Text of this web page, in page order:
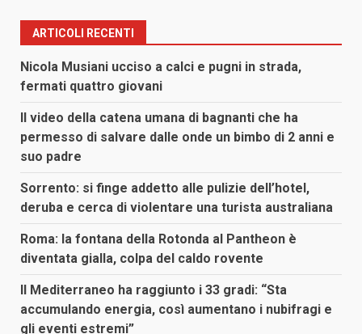
ARTICOLI RECENTI
Nicola Musiani ucciso a calci e pugni in strada,
fermati quattro giovani
Il video della catena umana di bagnanti che ha
permesso di salvare dalle onde un bimbo di 2 anni e
suo padre
Sorrento: si finge addetto alle pulizie dell’hotel,
deruba e cerca di violentare una turista australiana
Roma: la fontana della Rotonda al Pantheon è
diventata gialla, colpa del caldo rovente
Il Mediterraneo ha raggiunto i 33 gradi: “Sta
accumulando energia, così aumentano i nubifragi e
gli eventi estremi”